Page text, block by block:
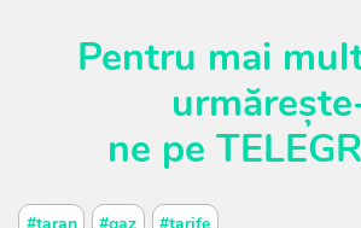
Pentru mai
ne pe
#taran #gaz #tarife